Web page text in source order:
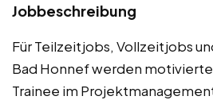
Jobbeschreibung
Für Teilzeitjobs, Vollzeitjobs
Bad Honnef werden motivierte
Trainee im